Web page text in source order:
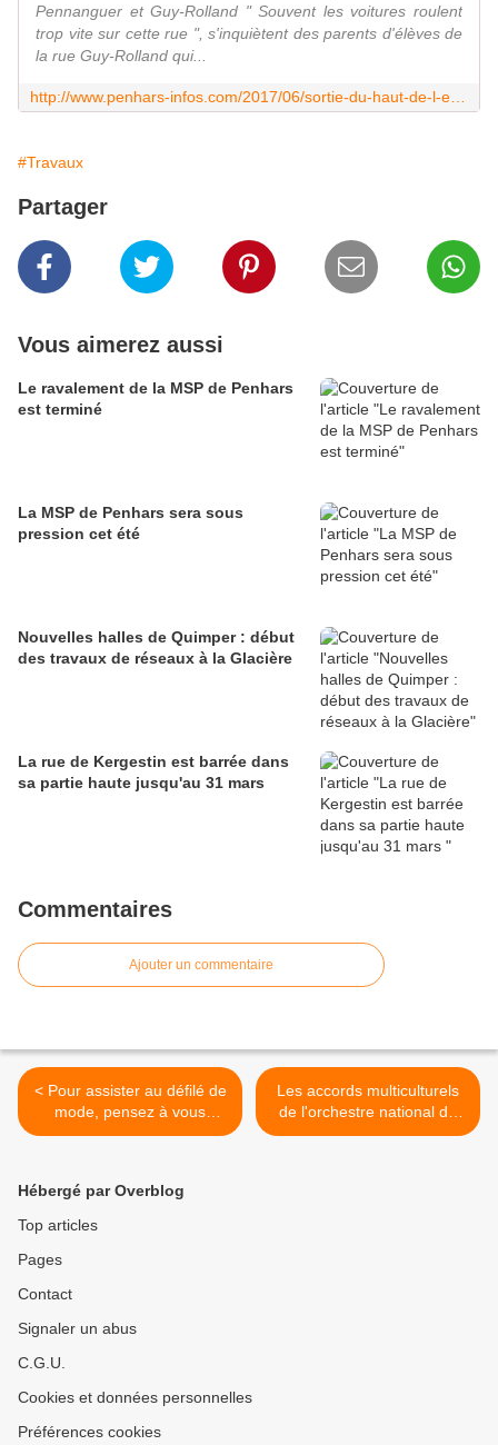
Pennanguer et Guy-Rolland " Souvent les voitures roulent
trop vite sur cette rue ", s'inquiètent des parents d'élèves de
la rue Guy-Rolland qui...
#Travaux
Partager
Vous aimerez aussi
Le ravalement de la MSP de Penhars
est terminé
La MSP de Penhars sera sous
pression cet été
Nouvelles halles de Quimper : début
des travaux de réseaux à la Glacière
La rue de Kergestin est barrée dans
sa partie haute jusqu'au 31 mars
Commentaires
Ajouter un commentaire
< Pour assister au défilé de
mode, pensez à vous
inscrire
Les accords multiculturels
de l'orchestre national de
Penhars >
Hébergé par Overblog
Top articles
Pages
Contact
Signaler un abus
C.G.U.
Cookies et données personnelles
Préférences cookies